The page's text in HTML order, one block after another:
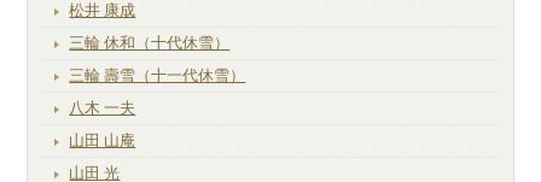
松井 康成
三輪 休和（十代休雪）
三輪 壽雪（十一代休雪）
八木 一夫
山田 山庵
山田 光